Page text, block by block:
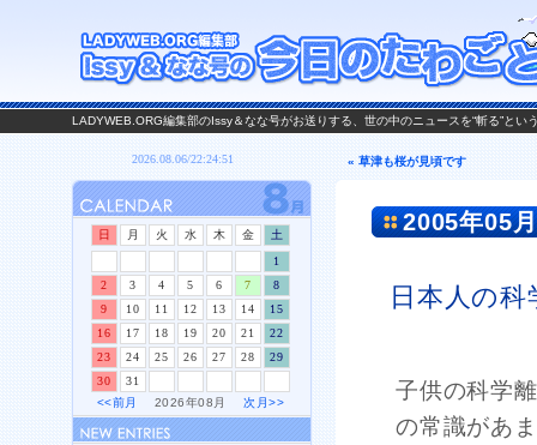
LADYWEB.ORG編集部のIssy＆なな号がお送りする、世の中のニュースを“斬る”と
« 草津も桜が見頃です
2005年05
日本人の
子供の科学
の常識があ
日 月 火 水 木 金
土
1
2
3 4 5 6 7
8
9
10 11 12 13 14
15
16
17 18 19 20 21
22
23
24 25 26 27 28
29
30
31
<<前月
2026年08月次月>>